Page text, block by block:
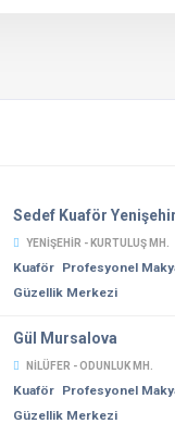
Sedef Kuaför Yenişehir
YENIŞEHIR - KURTULUŞ MH.
Kuaför Profesyonel
Güzellik Merkezi
Gül Mursalova
NILÜFER - ODUNLUK MH.
Kuaför Profesyonel
Güzellik Merkezi